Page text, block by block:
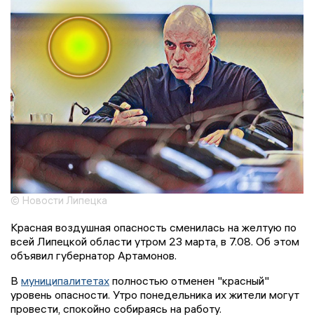
© Новости Липецка
Красная воздушная опасность сменилась на желтую по
всей Липецкой области утром 23 марта, в 7.08. Об этом
объявил губернатор Артамонов.
В муниципалитетах полностью отменен "красный"
уровень опасности. Утро понедельника их жители могут
провести, спокойно собираясь на работу.